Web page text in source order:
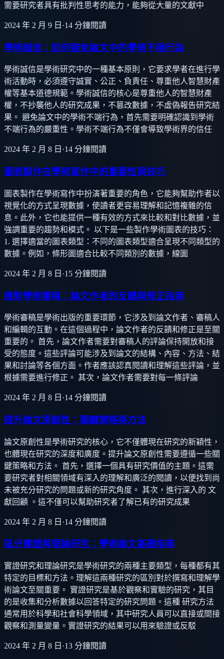
需要研究者具有批判性思考的能力，能夠從大量的文獻中
2024 年 2 月 9 日 ·14 分鐘閱讀
學術誠信：如何避免論文中的學術不端行為
學術誠信是學術研究中的一種基本原則，它要求學者在進行學
術活動時，必須遵守誠實、公正、負責任、尊重他人智慧財產
權等基本道德規範。學術誠信的核心是尊重他人的智慧財產
權，不抄襲他人的研究成果，不篡改數據，不虛偽報告研究結
果。 避免論文中的學術不端行為，首先需要明確認識到學術
不端行為的嚴重性。學術不端行為不僅會導致學術界的信任
2024 年 2 月 8 日 ·14 分鐘閱讀
圖表製作在學術寫作中的重要性與技巧
圖表製作在學術寫作中扮演著重要的角色，它能夠幫助作者以
視覺化的方式呈現數據，使讀者更容易理解和記憶複雜的信
息。此外，它也能提供一種有效的方式來比較和對比數據，並
強調重要的趨勢和模式。 以下是一些製作學術圖表的技巧：
1. 選擇適當的圖表類型：不同的圖表類型適合呈現不同類型的
數據。例如，條形圖適合比較不同類別的數據，線圖
2024 年 2 月 8 日 ·15 分鐘閱讀
應對學術審稿：論文作者的反饋與修正指南
學術審稿是學術出版的重要環節，它涉及到論文作者、審稿人
和編輯的互動。在這個過程中，論文作者的反饋和修正是至關
重要的。 首先，論文作者需要對審稿人的評論保持開放和接
受的態度。這些評論可能涉及到論文的結構、內容、方法、結
果和討論等各個方面。作者應該認真閱讀和理解這些評論，並
根據需要進行修正。 其次，論文作者需要對每一條評論
2024 年 2 月 8 日 ·14 分鐘閱讀
提升論文原創性：關鍵策略與方法
論文原創性是學術研究的核心，它不僅體現在研究的新穎性，
也體現在研究的深度和廣度。提升論文原創性需要遵循一些關
鍵策略和方法。 首先，選擇一個具有研究價值的主題。這需
要研究者對相關領域有深入的理解和廣泛的閱讀，以便找到尚
未被充分研究的問題或新的研究角度。 其次，進行深入的 文
獻回顧 。這不僅可以幫助研究者了解已有的研究成果
2024 年 2 月 8 日 ·14 分鐘閱讀
區分實證與理論研究：學術論文基礎指南
實證研究和理論研究是學術研究的兩種主要類型，每種都有其
特定的目標和方法。理解這兩種研究的區別對於撰寫和理解學
術論文至關重要。 實證研究是基於觀察和實驗的研究，其目
的是收集和分析數據以回答特定的研究問題。這種 研究方法
通常用於科學和社會科學領域，其中研究人員可以直接或間接
觀察和測量變量。實證研究的結果可以用來驗證或反駁
2024 年 2 月 8 日 ·13 分鐘閱讀